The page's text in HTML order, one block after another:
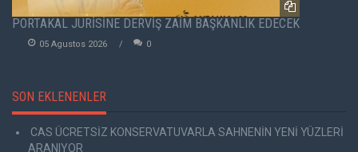
PORTAKAL JÜRİSİNE DERVİŞ ZAİM BAŞKANLIK EDECEK
05 Agustos 2026 0
SON EKLENENLER
CAS ÜCRETSİZ KONSERVATUVARLA SAHNENİN YENİ YÜZLERİ
ARANIYOR